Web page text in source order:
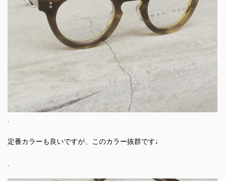
定番カラーも良いですが、このカラー抜群です♩